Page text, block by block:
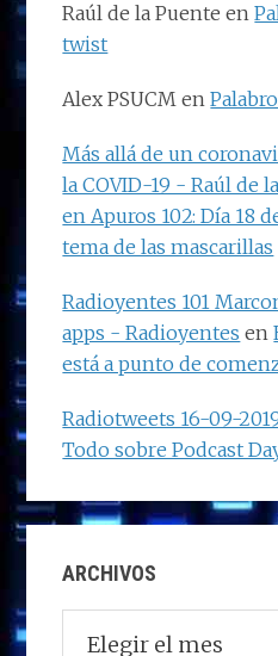
Raúl de la Puente en
twist
Alex PSUCM en
Más allá de un
la COVID-19 - Raúl de
en Apuros 102: Día 18
tema de las mascarillas
Radioyentes 101
apps - Radioyentes en
está a punto de
Radiotweets 16-09-
Todo sobre Podcast
ARCHIVOS